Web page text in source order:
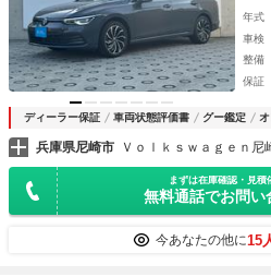
年式
車検
整備
保証
ディーラー保証 車両状態評価書 グー鑑定 オ
兵庫県尼崎市 Ｖｏｌｋｓｗａｇｅｎ尼
まずは在庫確認・見積
無料通話でお問い
今あなたの他に15